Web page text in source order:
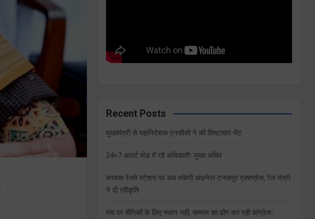
Recent Posts
मुख्यमंत्री से महानिदेशक एनसीसी ने की शिष्टाचार भेंट
24×7 अलर्ट मोड में रहें अधिकारीः मुख्य सचिव
बनबसा रेलवे स्टेशन पर अब रुकेगी अछनेरा-टनकपुर एक्सप्रेस, रेल मंत्री
ने दी स्वीकृति
मंच पर सैनिकों के लिए स्थान नहीं, सम्मान का ढोंग कर रही कांग्रेसः